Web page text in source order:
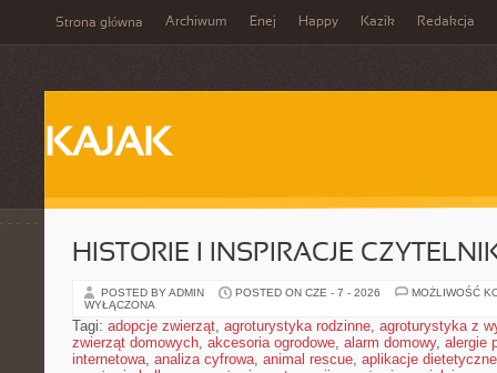
Strona główna Archiwum Enej Happy Kazik Redakcja
KAJAK
HISTORIE I INSPIRACJE
POSTED BY ADMIN POSTED ON CZE - 7 - 2026
MOŻLIWOŚĆ
WYŁĄCZONA
Tagi: adopcje zwierząt, agroturystyka rodzinne, agroturystyka z
zwierząt domowych, akcesoria ogrodowe, alarm domowy, alergie
internetowa, analiza cyfrowa, animal rescue, aplikacje dietetyczne